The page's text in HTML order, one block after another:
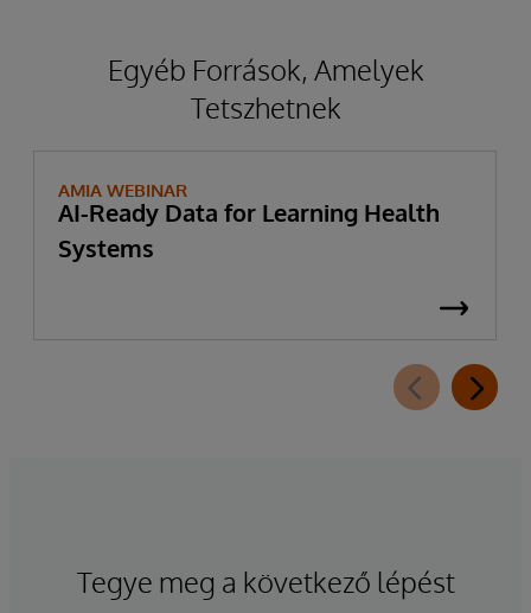
Egyéb Források, Amelyek
Tetszhetnek
AMIA WEBINAR
AI-Ready Data for Learning Health
Systems
Tegye meg a következő lépést